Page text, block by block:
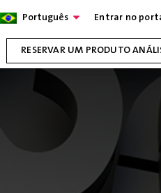
Português Entrar no
RESERVAR UM PRODUTO